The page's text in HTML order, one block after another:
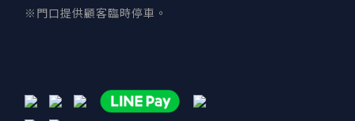
※門口提供顧客臨時停車。